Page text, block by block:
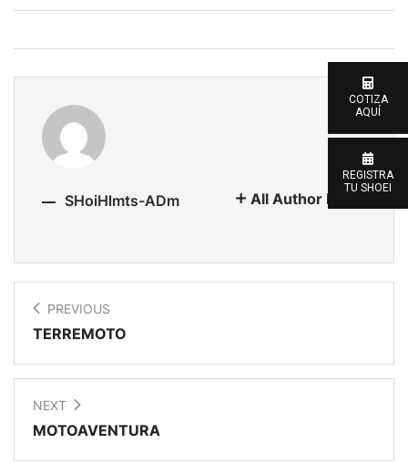
SHoiHlmts-ADm All Author Posts
PREVIOUS
TERREMOTO
NEXT
MOTOAVENTURA
COTIZA
AQUÍ
REGISTRA
TU SHOEI